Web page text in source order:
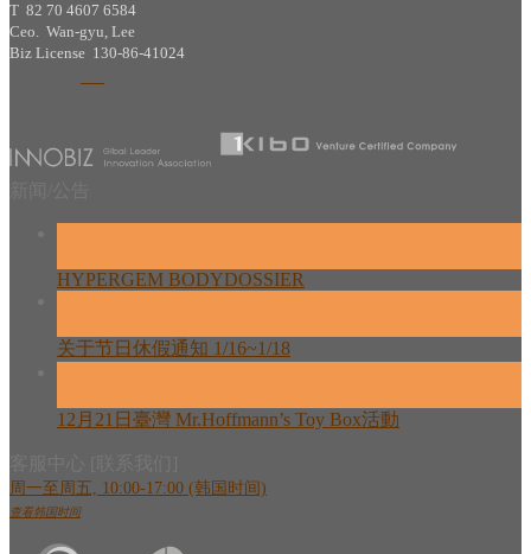
T 82 70 4607 6584
Ceo. Wan-gyu, Lee
Biz License 130-86-41024
HYPERGEM BODYDOSSIER
关于节日休假通知 1/16~1/18
12月21日臺灣 Mr.Hoffmann’s Toy Box活動
周一至周五, 10:00-17:00 (韩国时间)
查看韩国时间